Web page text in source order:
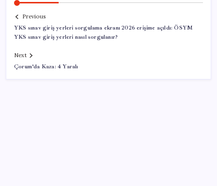
Previous
YKS sınav giriş yerleri sorgulama ekranı 2026 erişime açıldı: ÖSYM
YKS sınav giriş yerleri nasıl sorgulanır?
Next
Çorum’da Kaza: 4 Yaralı